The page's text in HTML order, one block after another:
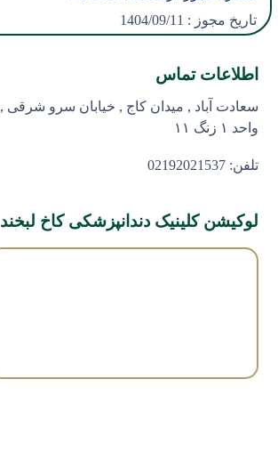
تاریخ مجوز : 1404/09/11
اطلاعات تماس
واحد ۱ زنگ ۱۱
تلفن: 02192021537
لوکیشن کلینیک دندانپزشکی کاخ لبخند